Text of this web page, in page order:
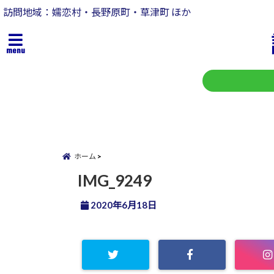
訪問地域：嬬恋村・長野原町・草津町 ほか
menu
ホーム
IMG_9249
2020年6月18日